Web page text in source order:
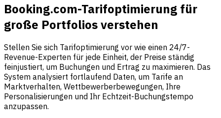
Booking.com-Tarifoptimierung für
große Portfolios verstehen
Stellen Sie sich Tarifoptimierung vor wie einen 24/7-
Revenue-Experten für jede Einheit, der Preise ständig
feinjustiert, um Buchungen und Ertrag zu maximieren. Das
System analysiert fortlaufend Daten, um Tarife an
Marktverhalten, Wettbewerberbewegungen, Ihre
Personalisierungen und Ihr Echtzeit-Buchungstempo
anzupassen.